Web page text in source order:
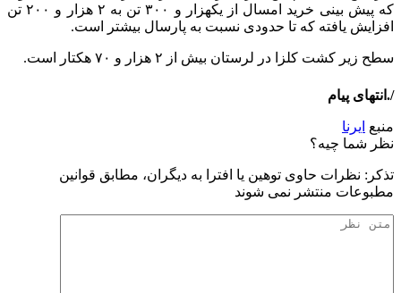
که پیش بینی خرید امسال از یکهزار و ۳۰۰ تن به ۲ هزار و ۲۰۰ تن
افزایش یافته که تا حدودی نسبت به پارسال بیشتر است.
سطح زیر کشت کلزا در لرستان بیش از ۲ هزار و ۷۰ هکتار است.
/.انتهای پیام
منبع ایرنا
نظر شما چیه؟
تذكر: نظرات حاوی توهين يا افترا به ديگران، مطابق قوانين
مطبوعات منتشر نمی شوند